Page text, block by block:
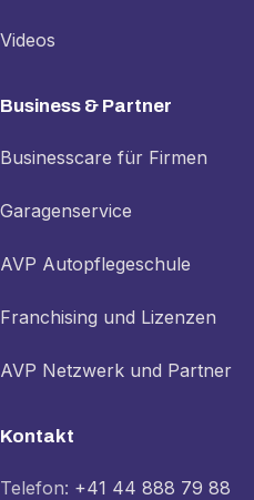
Videos
Business & Partner
Businesscare für Firmen
Garagenservice
AVP Autopflegeschule
Franchising und Lizenzen
AVP Netzwerk und Partner
Kontakt
Telefon: +41 44 888 79 88